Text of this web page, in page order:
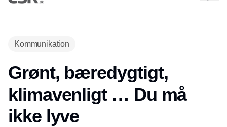
Kommunikation
Grønt, bæredygtigt,
klimavenligt … Du må
ikke lyve